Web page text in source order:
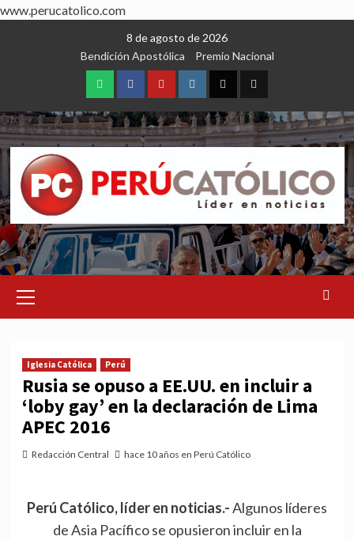
www.perucatolico.com
8 de agosto de 2026
Bendición Apostólica
Premio Nacional
WhatsAppFacebookYoutubeInstagram
X TikTok
Menu
Iglesia Católica Perú
Rusia se opuso a EE.UU. en incluir a
‘loby gay’ en la declaración de Lima
APEC 2016
Redacción Central hace 10 años en Perú Católico
Perú Católico, líder en noticias.-Algunos líderes
de Asia Pacífico se opusieron incluir en la